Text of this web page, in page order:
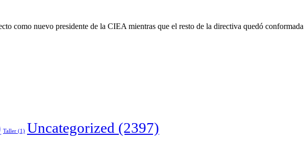
como nuevo presidente de la CIEA mientras que el resto de la directiva quedó
Taller (1) Uncategorized (2397)